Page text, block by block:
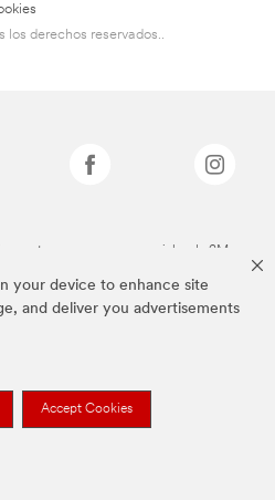
your device to enhance site
and deliver you advertisements
Accept Cookies
derechos reservados..
son marcas comerciales de 3M.